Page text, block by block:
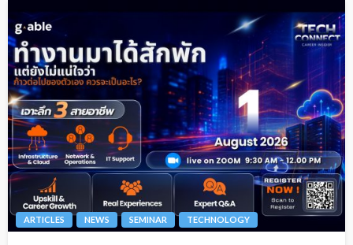
ARTICLES NEWS SEMINAR TECHNOLOGY